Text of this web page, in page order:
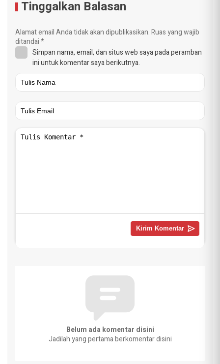
Tinggalkan Balasan
Alamat email Anda tidak akan dipublikasikan.Ruas yang wajib
ditandai*
Simpan nama, email, dan situs web saya pada peramban
ini untuk komentar saya berikutnya.
Belum ada komentar disini
Jadilah yang pertama berkomentar disini